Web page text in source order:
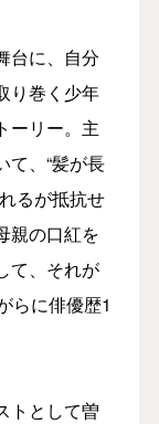
台に、自分
り巻く少年
ーリー。主
て、“髪が長
るが抵抗せ
親の口紅を
て、それが
らに俳優歴1
トとして曽